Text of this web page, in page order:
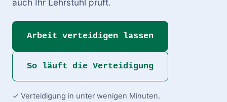
auch Ihr Lehrstuhl prüft.
Arbeit verteidigen lassen
So läuft die Verteidigung
✓ Verteidigung in unter wenigen Minuten.